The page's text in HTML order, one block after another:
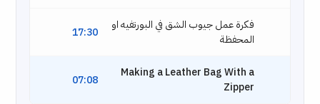
17:30
فكرة عمل جيوب الشق في البورتفيه او
المحفظة
07:08
Making a Leather Bag With a
Zipper